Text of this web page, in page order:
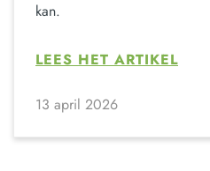
kan.
LEES HET ARTIKEL
13 april 2026